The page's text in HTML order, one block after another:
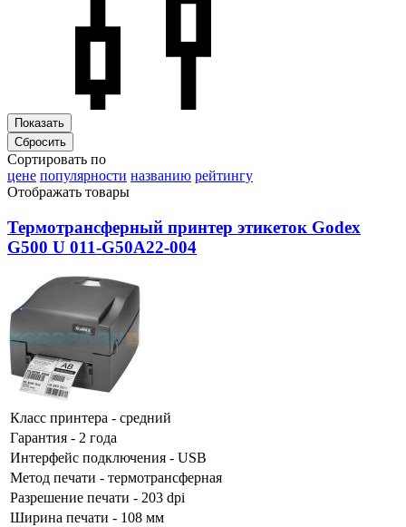
Сортировать по
цене популярности названию рейтингу
Отображать товары
Термотрансферный принтер этикеток Godex
G500 U 011-G50A22-004
Класс принтера - средний
Гарантия - 2 года
Интерфейс подключения - USB
Метод печати - термотрансферная
Разрешение печати - 203 dpi
Ширина печати - 108 мм